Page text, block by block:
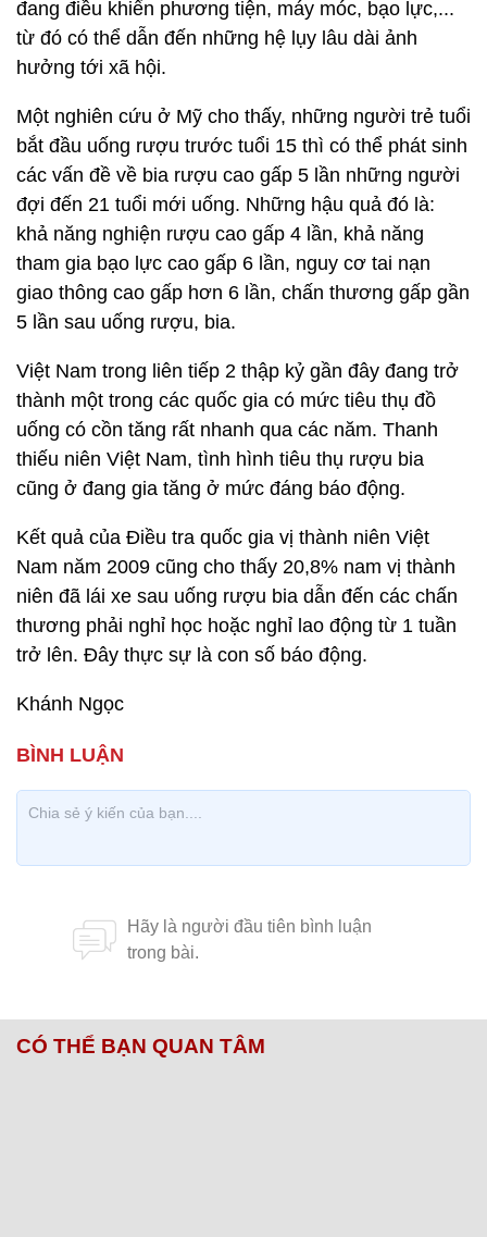
đang điều khiển phương tiện, máy móc, bạo lực,...
từ đó có thể dẫn đến những hệ lụy lâu dài ảnh
hưởng tới xã hội.
Một nghiên cứu ở Mỹ cho thấy, những người trẻ tuổi
bắt đầu uống rượu trước tuổi 15 thì có thể phát sinh
các vấn đề về bia rượu cao gấp 5 lần những người
đợi đến 21 tuổi mới uống. Những hậu quả đó là:
khả năng nghiện rượu cao gấp 4 lần, khả năng
tham gia bạo lực cao gấp 6 lần, nguy cơ tai nạn
giao thông cao gấp hơn 6 lần, chấn thương gấp gần
5 lần sau uống rượu, bia.
Việt Nam trong liên tiếp 2 thập kỷ gần đây đang trở
thành một trong các quốc gia có mức tiêu thụ đồ
uống có cồn tăng rất nhanh qua các năm. Thanh
thiếu niên Việt Nam, tình hình tiêu thụ rượu bia
cũng ở đang gia tăng ở mức đáng báo động.
Kết quả của Điều tra quốc gia vị thành niên Việt
Nam năm 2009 cũng cho thấy 20,8% nam vị thành
niên đã lái xe sau uống rượu bia dẫn đến các chấn
thương phải nghỉ học hoặc nghỉ lao động từ 1 tuần
trở lên. Đây thực sự là con số báo động.
Khánh Ngọc
CÓ THỂ BẠN QUAN TÂM